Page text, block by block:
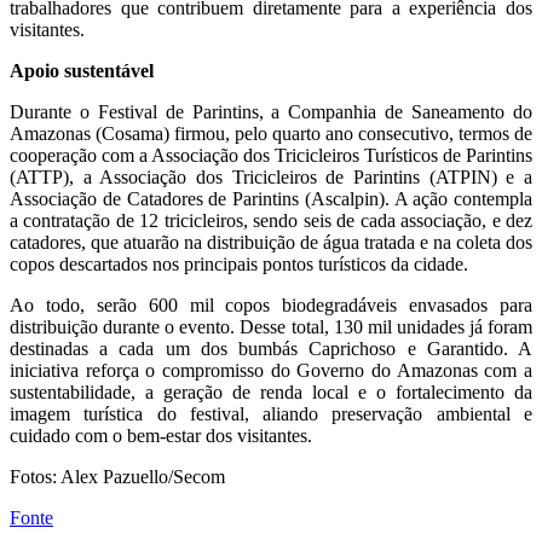
trabalhadores que contribuem diretamente para a experiência dos
visitantes.
Apoio sustentável
Durante o Festival de Parintins, a Companhia de Saneamento do
Amazonas (Cosama) firmou, pelo quarto ano consecutivo, termos de
cooperação com a Associação dos Tricicleiros Turísticos de Parintins
(ATTP), a Associação dos Tricicleiros de Parintins (ATPIN) e a
Associação de Catadores de Parintins (Ascalpin). A ação contempla
a contratação de 12 tricicleiros, sendo seis de cada associação, e dez
catadores, que atuarão na distribuição de água tratada e na coleta dos
copos descartados nos principais pontos turísticos da cidade.
Ao todo, serão 600 mil copos biodegradáveis envasados para
distribuição durante o evento. Desse total, 130 mil unidades já foram
destinadas a cada um dos bumbás Caprichoso e Garantido. A
iniciativa reforça o compromisso do Governo do Amazonas com a
sustentabilidade, a geração de renda local e o fortalecimento da
imagem turística do festival, aliando preservação ambiental e
cuidado com o bem-estar dos visitantes.
Fotos: Alex Pazuello/Secom
Fonte